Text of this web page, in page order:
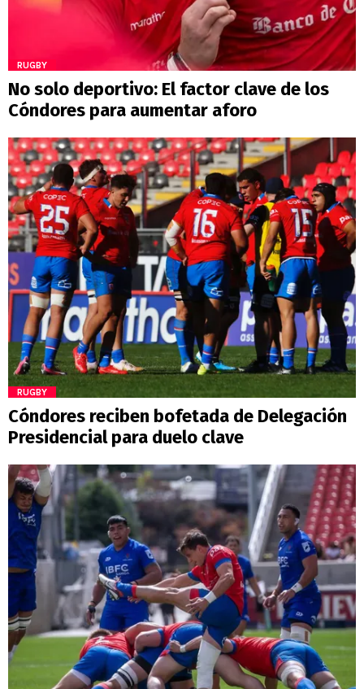
RUGBY
No solo deportivo: El factor clave de los
Cóndores para aumentar aforo
RUGBY
Cóndores reciben bofetada de Delegación
Presidencial para duelo clave